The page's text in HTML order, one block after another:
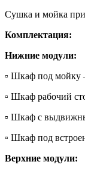
Сушка и мойка
Комплектация:
Нижние модули:
▫ Шкаф под мойку
▫ Шкаф рабочий
▫ Шкаф с
▫ Шкаф под
Верхние модули: